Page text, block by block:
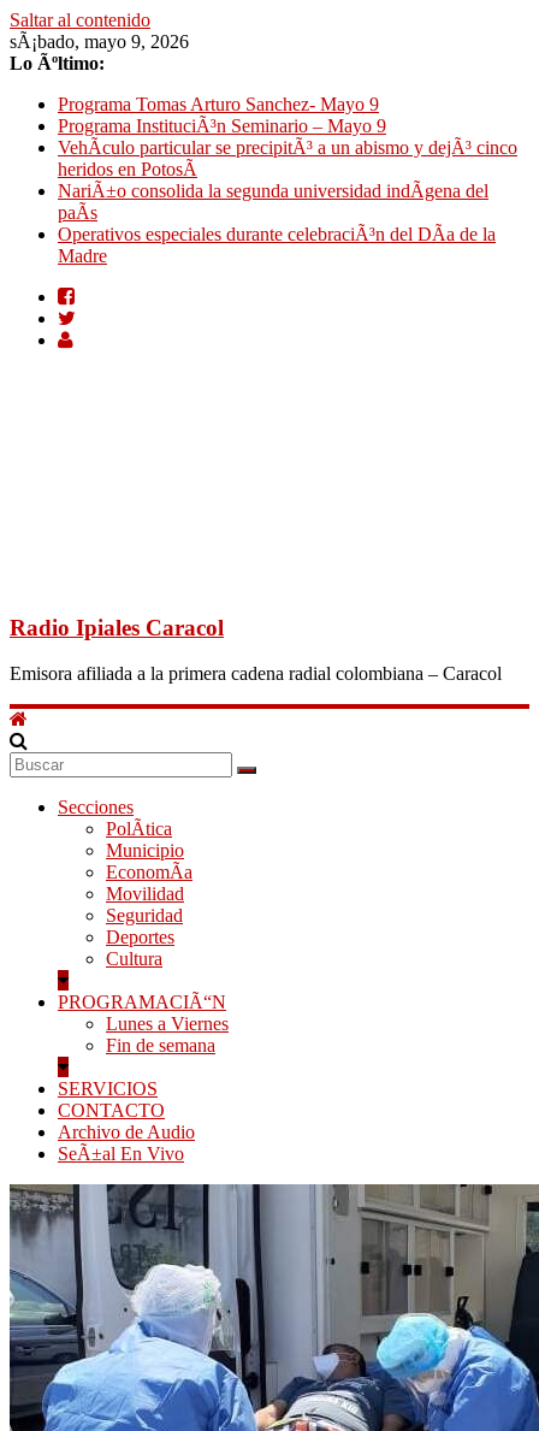
Saltar al contenido
sÃ¡bado, mayo 9, 2026
Lo Ãºltimo:
Programa Tomas Arturo Sanchez- Mayo 9
Programa InstituciÃ³n Seminario – Mayo 9
VehÃ­culo particular se precipitÃ³ a un abismo y dejÃ³ cinco
heridos en PotosÃ­
NariÃ±o consolida la segunda universidad indÃ­gena del
paÃ­s
Operativos especiales durante celebraciÃ³n del DÃ­a de la
Madre
Radio Ipiales Caracol
Emisora afiliada a la primera cadena radial colombiana – Caracol
Secciones
PolÃ­tica
Municipio
EconomÃ­a
Movilidad
Seguridad
Deportes
Cultura
PROGRAMACIÃ“N
Lunes a Viernes
Fin de semana
SERVICIOS
CONTACTO
Archivo de Audio
SeÃ±al En Vivo